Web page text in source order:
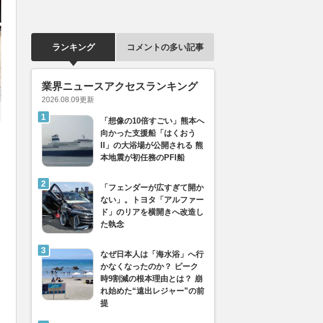
ランキング コメントの多い記事
業界ニュースアクセスランキング
2026.08.09更新
「想像の10倍すごい」熊本へ
向かった支援船「はくおう
II」の大浴場が公開される 熊
本地震が初任務のPFI船
「フェンダーが広すぎて開か
ない」。トヨタ「アルファー
ド」のリアを横開きへ改造し
た執念
なぜ日本人は「海水浴」へ行
かなくなったのか？ ピーク
時9割減の根本理由とは？ 崩
れ始めた“遠出レジャー”の前
提